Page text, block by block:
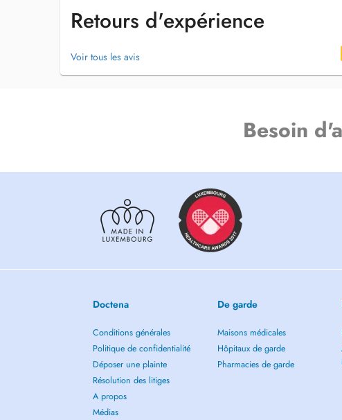
Une équipe de médecins dentistes et soignants parlant français,
roumain, portugais et arabe vous accueillent.
Si vous venez en voiture vous avez la possibilité de vous garer
exclusivement à notre patientèle.
Retours d'expérience
Voir tous les avis
Besoin
Doctena
Conditions générales
Politique de confidentialité
Déposer une plainte
Résolution des litiges
A propos
Médias
De garde
Maisons médicales
Hôpitaux de garde
Pharmacies de garde